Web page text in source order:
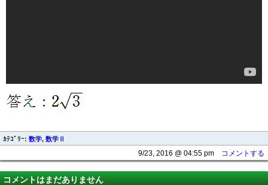
ｶﾃｺﾞﾘｰ: 数学, 数学Ⅱ
9/23, 2016 @ 04:55 pm コメントする
コメントはまだありません